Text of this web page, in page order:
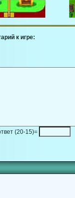
к игре:
(20-15)=